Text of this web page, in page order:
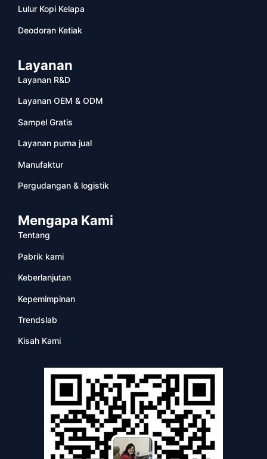
Lulur Kopi Kelapa
Deodoran Ketiak
Layanan
Layanan R&D
Layanan OEM & ODM
Sampel Gratis
Layanan purna jual
Manufaktur
Pergudangan & logistik
Mengapa Kami
Tentang
Pabrik kami
Keberlanjutan
Kepemimpinan
Trendslab
Kisah Kami